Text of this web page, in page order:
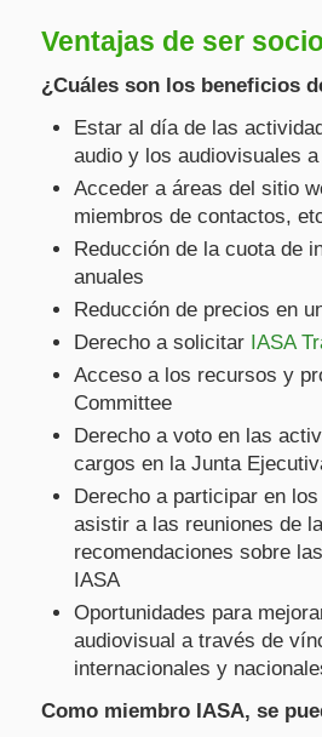
Ventajas de ser
¿Cuáles son los beneficios
Estar al día de las
audio y los audiovisuales
Acceder a áreas del sitio
miembros de contactos,
Reducción de la cuota de
anuales
Reducción de precios en
Derecho a solicitar IASA
Acceso a los recursos y
Committee
Derecho a voto en las
cargos en la Junta
Derecho a participar en
asistir a las reuniones de
recomendaciones sobre
IASA
Oportunidades para
audiovisual a través de
internacionales y
Como miembro IASA, se